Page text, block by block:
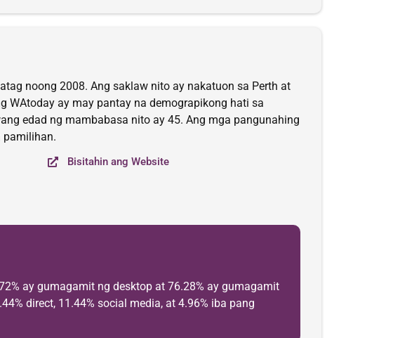
noong 2008. Ang saklaw nito ay nakatuon sa Perth at
WAtoday ay may pantay na demograpikong hati sa
edad ng mambabasa nito ay 45. Ang mga pangunahing
pamilihan.
Bisitahin ang Website
ay gumagamit ng desktop at 76.28% ay gumagamit
direct, 11.44% social media, at 4.96% iba pang